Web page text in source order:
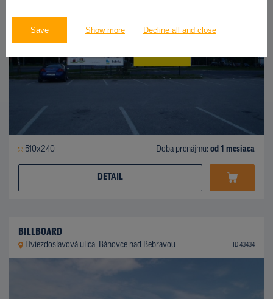
Save Show more Decline all and close
510x240 Doba prenájmu: od 1 mesiaca
DETAIL
BILLBOARD
Hviezdoslavová ulica, Bánovce nad Bebravou ID 43434